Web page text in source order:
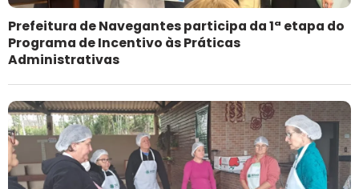
Prefeitura de Navegantes participa da 1ª etapa do
Programa de Incentivo às Práticas
Administrativas